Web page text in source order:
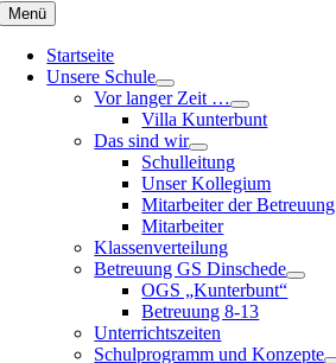
Menü
Startseite
Unsere Schule
Vor langer Zeit …
Villa Kunterbunt
Das sind wir
Schulleitung
Unser Kollegium
Mitarbeiter der Betreuung
Mitarbeiter
Klassenverteilung
Betreuung GS Dinschede
OGS „Kunterbunt“
Betreuung 8-13
Unterrichtszeiten
Schulprogramm und Konzepte